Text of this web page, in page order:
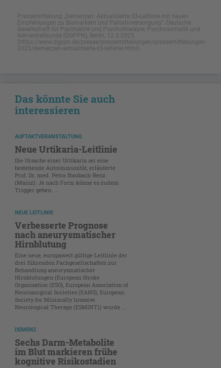
Pressemitteilung „Demenzen: Aktualisierte S3-Leitlinie mit neuen
Empfehlungen zu Biomarkern und Palliativversorgung“. Deutsche
Gesellschaft für Psychiatrie und Psychotherapie, Psychosomatik und
Nervenheilkunde (DGPPN), Berlin, 12.3.2025
(https://www.dgppn.de/presse/pressemitteilungen/pressemitteilungen-
2025/demenzen-aktualisierte-s3-leitlinie.html).
Das könnte Sie auch
interessieren
AUFTAKTVERANSTALTUNG
Neue Urtikaria-Leitlinie
Die Ursache einer Urtikaria sei eine
bestehende Autoimmunität, erläuterte
Prof. Dr. med. Petra Staubach-Renz
(Mainz). Je nach Form könne es zudem
Trigger geben. ...
NEUE LEITLINIE
Verbesserte Prognose
nach aneurysmatischer
Hirnblutung
Eine neue, europaweit gültige Leitlinie der
drei führenden Fachgesellschaften zur
Behandlung aneurysmatischer
Hirnblutungen (European Stroke
Organisation (ESO), European Association of
Neurosurgical Societies (EANS), European
Society for Minimally Invasive
Neurological Therapy (ESMINT)) wurde ...
DEMENZ
Sechs Darm-Metabolite
im Blut markieren frühe
kognitive Risikostadien